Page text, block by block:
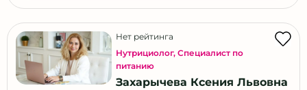
Нет рейтинга
Нутрициолог, Специалист по
питанию
Захарычева Ксения Львовна